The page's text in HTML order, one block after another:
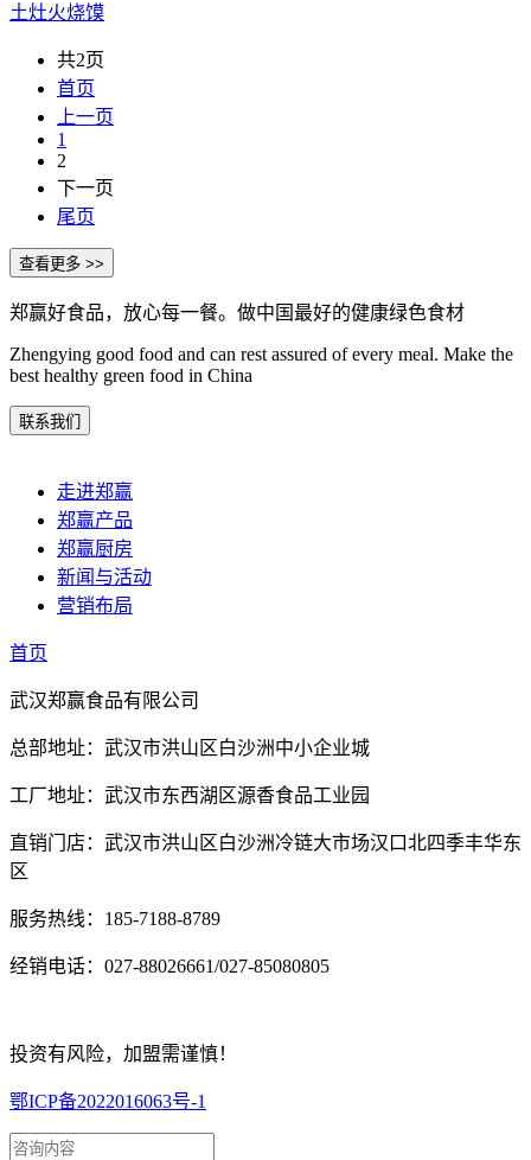
土灶火烧馍
共2页
首页
上一页
1
2
下一页
尾页
郑赢好食品，放心每一餐。做中国最好的健康绿色食材
Zhengying good food and can rest assured of every meal. Make the
best healthy green food in China
走进郑赢
郑赢产品
郑赢厨房
新闻与活动
营销布局
首页
武汉郑赢食品有限公司
总部地址：武汉市洪山区白沙洲中小企业城
工厂地址：武汉市东西湖区源香食品工业园
直销门店：武汉市洪山区白沙洲冷链大市场汉口北四季丰华东
区
服务热线：185-7188-8789
经销电话：027-88026661/027-85080805
投资有风险，加盟需谨慎！
鄂ICP备2022016063号-1